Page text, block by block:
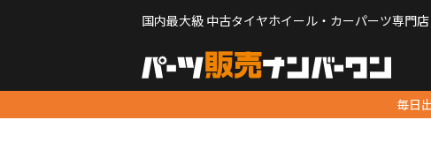
国内最大級 中古タイヤホイール・カーパーツ専門店
毎日